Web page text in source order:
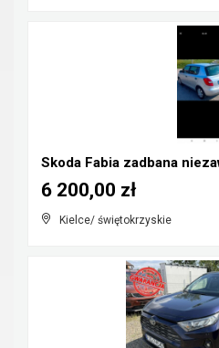
Kielce/ świętokrzyskie
6 200,00 zł